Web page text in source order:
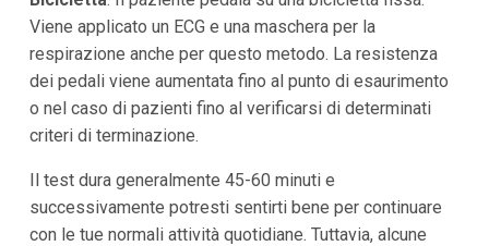
Viene applicato un ECG e una maschera per la
respirazione anche per questo metodo. La resistenza
dei pedali viene aumentata fino al punto di esaurimento
o nel caso di pazienti fino al verificarsi di determinati
criteri di terminazione.
Il test dura generalmente 45-60 minuti e
successivamente potresti sentirti bene per continuare
con le tue normali attività quotidiane. Tuttavia, alcune